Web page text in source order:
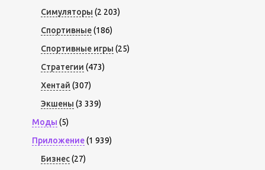
Симуляторы (2 203)
Спортивные(186)
Спортивные игры (25)
Стратегии (473)
Хентай (307)
Экшены (3 339)
Моды (5)
Приложение(1 939)
Бизнес(27)